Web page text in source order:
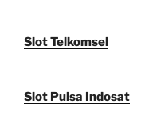
Slot Telkomsel
Slot Pulsa Indosat